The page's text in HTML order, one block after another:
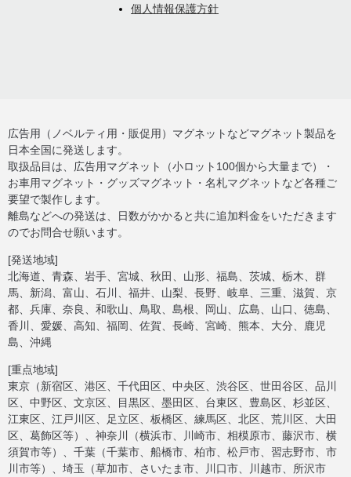
個人情報保護方針
広告用（ノベルティ用・販促用）マグネットなどマグネット製品を
日本全国に発送します。
取扱品目は、広告用マグネット（小ロット100個から大量まで）・
お車用マグネット・グッズマグネット・名札マグネットなど各種ご
要望で製作します。
離島などへの発送は、日数がかかると共に追加料金をいただきます
のでお問合せ願います。
[発送地域]
北海道、青森、岩手、宮城、秋田、山形、福島、茨城、栃木、群
馬、新潟、富山、石川、福井、山梨、長野、岐阜、三重、滋賀、京
都、兵庫、奈良、和歌山、鳥取、島根、岡山、広島、山口、徳島、
香川、愛媛、高知、福岡、佐賀、長崎、宮崎、熊本、大分、鹿児
島、沖縄
[重点地域]
東京（新宿区、港区、千代田区、中央区、渋谷区、世田谷区、品川
区、中野区、文京区、目黒区、墨田区、台東区、豊島区、杉並区、
江東区、江戸川区、足立区、板橋区、練馬区、北区、荒川区、大田
区、葛飾区等）、神奈川（横浜市、川崎市、相模原市、藤沢市、横
須賀市等）、千葉（千葉市、船橋市、柏市、松戸市、習志野市、市
川市等）、埼玉（草加市、さいたま市、川口市、川越市、所沢市